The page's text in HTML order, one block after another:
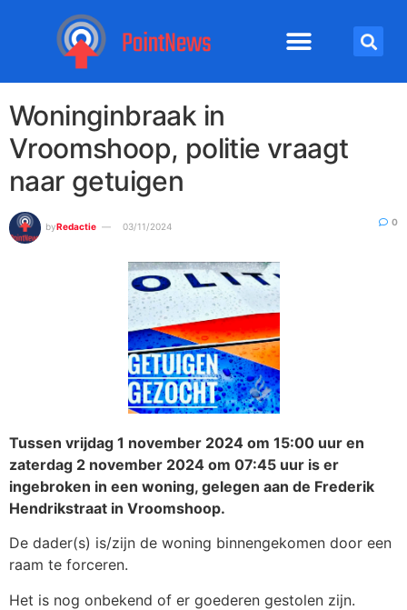
Woninginbraak in
Vroomshoop, politie vraagt
naar getuigen
byRedactie 03/11/2024 0
Tussen vrijdag 1 november 2024 om 15:00 uur en
zaterdag 2 november 2024 om 07:45 uur is er
ingebroken in een woning, gelegen aan de Frederik
Hendrikstraat in Vroomshoop.
De dader(s) is/zijn de woning binnengekomen door een
raam te forceren.
Het is nog onbekend of er goederen gestolen zijn.